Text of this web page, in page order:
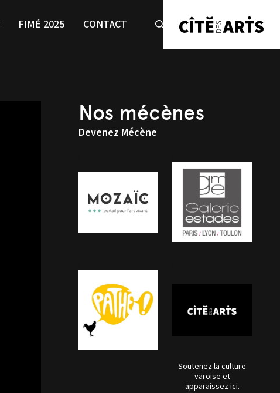
FIMÉ 2025 CONTACT
Nos mécènes
Devenez Mécène
Soutenez la culture
varoise et
apparaissez ici.